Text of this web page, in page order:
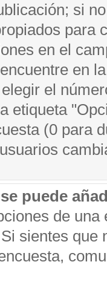
si
para
en el
en
el
etiqueta
(0 para
puede
de una
sientes que